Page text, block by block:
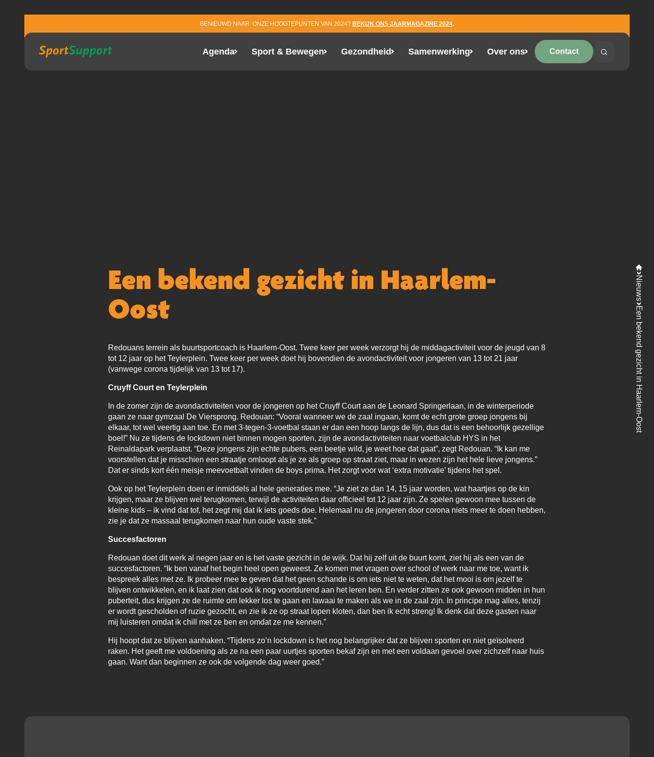
BENIEUWD NAAR ONZE HOOGTEPUNTEN VAN 2024? BEKIJK ONS JAARMAGAZINE 2024.
Agenda Sport & Bewegen Gezondheid Samenwerking Over ons Contact
Search
Nieuws
Een bekend gezicht in Haarlem-Oost
Een bekend gezicht in Haarlem-
Oost
Redouans terrein als buurtsportcoach is Haarlem-Oost. Twee keer per week verzorgt hij de middagactiviteit voor de jeugd van 8
tot 12 jaar op het Teylerplein. Twee keer per week doet hij bovendien de avondactiviteit voor jongeren van 13 tot 21 jaar
(vanwege corona tijdelijk van 13 tot 17).
Cruyff Court en Teylerplein
In de zomer zijn de avondactiviteiten voor de jongeren op het Cruyff Court aan de Leonard Springerlaan, in de winterperiode
gaan ze naar gymzaal De Viersprong. Redouan: “Vooral wanneer we de zaal ingaan, komt de echt grote groep jongens bij
elkaar, tot wel veertig aan toe. En met 3-tegen-3-voetbal staan er dan een hoop langs de lijn, dus dat is een behoorlijk gezellige
boel!” Nu ze tijdens de lockdown niet binnen mogen sporten, zijn de avondactiviteiten naar voetbalclub HYS in het
Reinaldapark verplaatst. “Deze jongens zijn echte pubers, een beetje wild, je weet hoe dat gaat”, zegt Redouan. “Ik kan me
voorstellen dat je misschien een straatje omloopt als je ze als groep op straat ziet, maar in wezen zijn het hele lieve jongens.”
Dat er sinds kort één meisje meevoetbalt vinden de boys prima. Het zorgt voor wat ‘extra motivatie’ tijdens het spel.
Ook op het Teylerplein doen er inmiddels al hele generaties mee. “Je ziet ze dan 14, 15 jaar worden, wat haartjes op de kin
krijgen, maar ze blijven wel terugkomen, terwijl de activiteiten daar officieel tot 12 jaar zijn. Ze spelen gewoon mee tussen de
kleine kids – ik vind dat tof, het zegt mij dat ik iets goeds doe. Helemaal nu de jongeren door corona niets meer te doen hebben,
zie je dat ze massaal terugkomen naar hun oude vaste stek.”
Succesfactoren
Redouan doet dit werk al negen jaar en is het vaste gezicht in de wijk. Dat hij zelf uit de buurt komt, ziet hij als een van de
succesfactoren. “Ik ben vanaf het begin heel open geweest. Ze komen met vragen over school of werk naar me toe, want ik
bespreek alles met ze. Ik probeer mee te geven dat het geen schande is om iets niet te weten, dat het mooi is om jezelf te
blijven ontwikkelen, en ik laat zien dat ook ik nog voortdurend aan het leren ben. En verder zitten ze ook gewoon midden in hun
puberteit, dus krijgen ze de ruimte om lekker los te gaan en lawaai te maken als we in de zaal zijn. In principe mag alles, tenzij
er wordt gescholden of ruzie gezocht, en zie ik ze op straat lopen kloten, dan ben ik echt streng! Ik denk dat deze gasten naar
mij luisteren omdat ik chill met ze ben en omdat ze me kennen.”
Hij hoopt dat ze blijven aanhaken. “Tijdens zo’n lockdown is het nog belangrijker dat ze blijven sporten en niet geïsoleerd
raken. Het geeft me voldoening als ze na een paar uurtjes sporten bekaf zijn en met een voldaan gevoel over zichzelf naar huis
gaan. Want dan beginnen ze ook de volgende dag weer goed.”